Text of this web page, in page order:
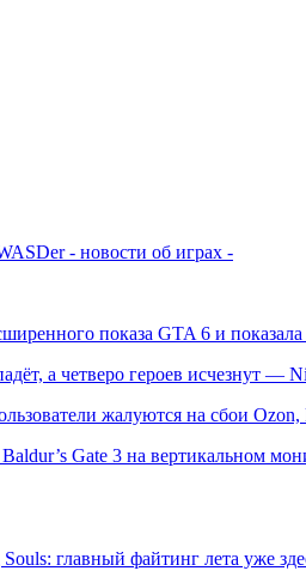
- новости об играх -
показа GTA 6 и
а четверо героев исчезнут
жалуются на сбои
Gate 3 на вертикальном
главный файтинг лета уже